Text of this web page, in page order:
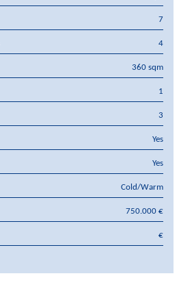
7
4
360 sqm
1
3
Yes
Yes
Cold/Warm
750.000 €
€